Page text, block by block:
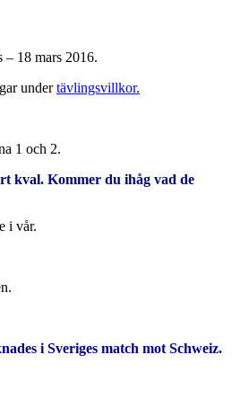
– 18 mars 2016.
undertävlingsvillkor.
1 och 2.
kval. Kommer du ihåg vad de
i vår.
i Sveriges match mot Schweiz.